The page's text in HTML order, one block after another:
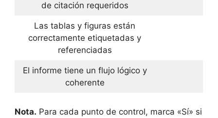
de citación requeridos
Las tablas y figuras están
correctamente etiquetadas y
referenciadas
El informe tiene un flujo lógico y
coherente
Nota. Para cada punto de control, marca «Sí» si